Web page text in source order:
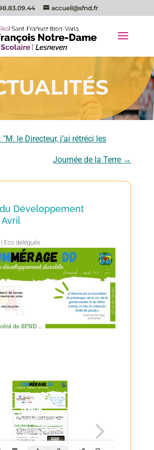
accueil@sfnd.fr
le Directeur, j’ai rétréci les
Journée de la Terre →
Développement
| Eco délégués